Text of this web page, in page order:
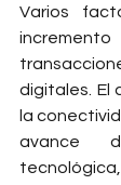
Varios
digitales. El
la
avance